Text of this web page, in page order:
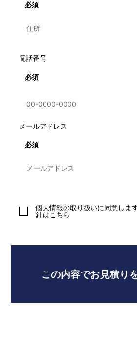
この内容でお見積り
電話番号
メールアドレス
必須
必須
必須
個人情報の取り扱いに同意します
針はこちら